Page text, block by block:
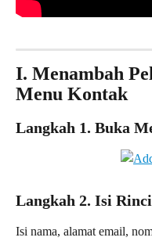
I. Menambah
Menu Kontak
Langkah 1. Buka
Langkah 2. Isi
Isi nama, alamat email,